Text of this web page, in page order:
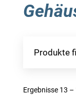
Produkte
Ergebnisse 13